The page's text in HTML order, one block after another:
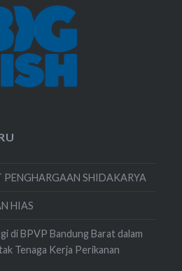
PENGHARGAAN SHIDAKARYA
HIAS
di BPVP Bandung Barat dalam
Tenaga Kerja Perikanan